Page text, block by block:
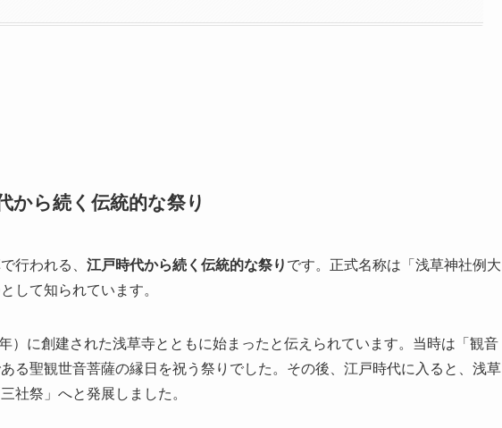
から続く伝統的な祭り
行われる、 江戸時代から続く伝統的な祭り です。正式名称は「浅草神社例大
して知られています。
）に創建された浅草寺とともに始まったと伝えられています。当時は「観音
る聖観世音菩薩の縁日を祝う祭りでした。その後、江戸時代に入ると、浅草
社祭」へと発展しました。